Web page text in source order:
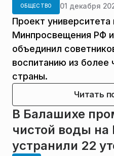
ОБЩЕСТВО 01 декабря
Проект университета
Минпросвещения РФ
объединил
воспитанию из более
страны.
Читать
В Балашихе
чистой воды на
устранили 22